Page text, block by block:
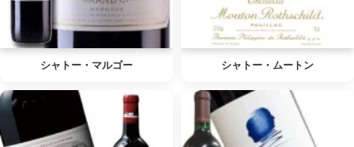
シャトー・マルゴー シャトー・ムートン